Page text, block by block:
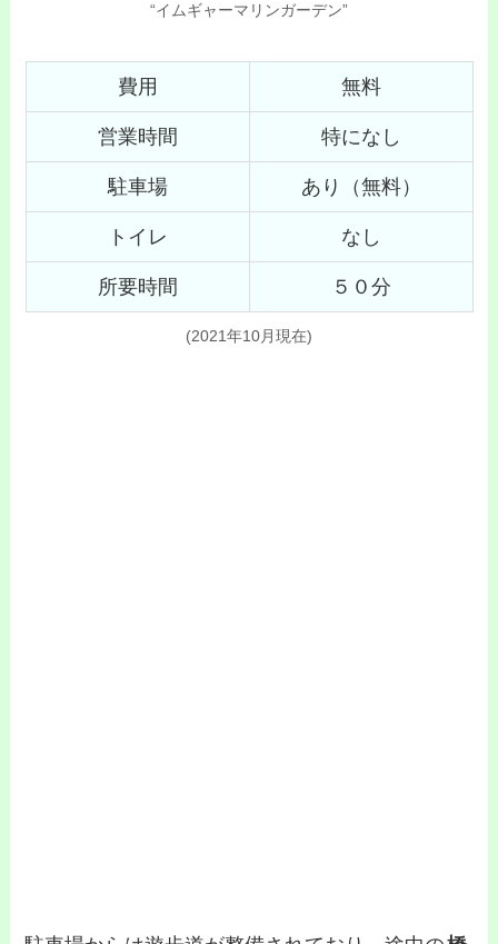
“イムギャーマリンガーデン”
費用 無料
営業時間 特になし
駐車場 あり（無料）
トイレ なし
所要時間 ５０分
(2021年10月現在)